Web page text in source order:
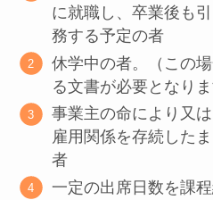
に就職し、卒業後も
務する予定の者
休学中の者。（この
る文書が必要となりま
事業主の命により又
雇用関係を存続した
者
一定の出席日数を課